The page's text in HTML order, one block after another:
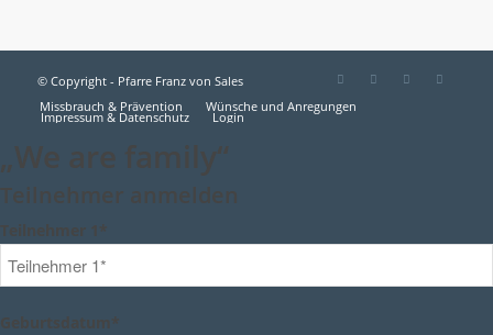
© Copyright - Pfarre Franz von Sales
Missbrauch & Prävention
Wünsche und Anregungen
Impressum & Datenschutz Login
„We are family“
Teilnehmer anmelden
Teilnehmer 1*
Geburtsdatum*